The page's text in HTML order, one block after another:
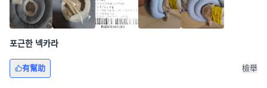
포근한 넥카라
有幫助 檢舉